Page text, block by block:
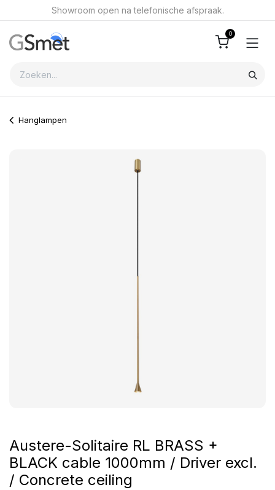
Overslaan naar inhoudShowroom open na telefonische afspraak.
0
Hanglampen
Austere-Solitaire RL BRASS +
BLACK cable 1000mm / Driver excl.
/ Concrete ceiling